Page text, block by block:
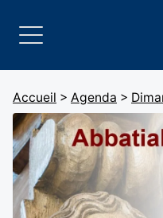
Accueil > Agenda >